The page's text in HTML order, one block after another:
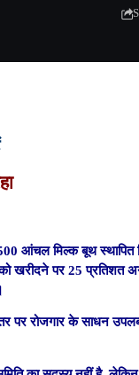
आंचल मिल्क बूथ स्थापित
खरीदने पर 25 प्रतिशत
पर रोजगार के साधन